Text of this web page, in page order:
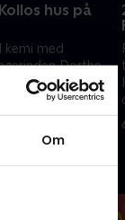
Om
hus på
kemi med
Dorthe
sit
på Enø, og Adam
perle på Møns